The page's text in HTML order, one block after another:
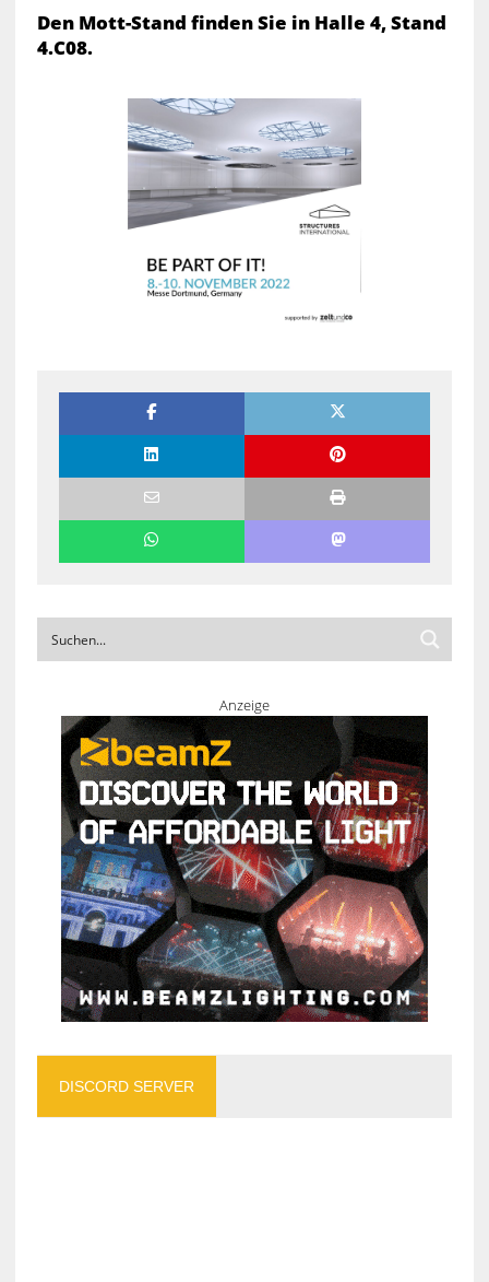
Den Mott-Stand finden Sie in Halle 4, Stand
4.C08.
Anzeige
DISCORD SERVER